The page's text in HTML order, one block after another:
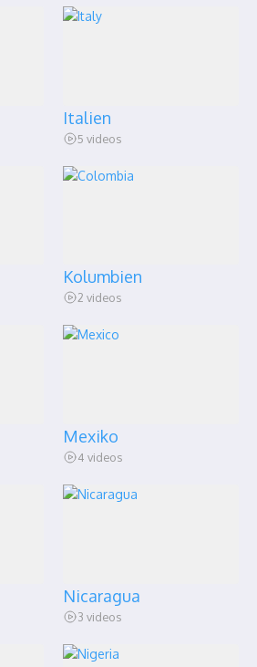
Italien
5 videos
Kolumbien
2 videos
Mexiko
4 videos
Nicaragua
3 videos